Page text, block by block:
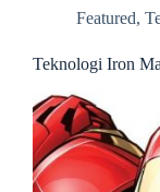
Featured,
Teknologi Iron